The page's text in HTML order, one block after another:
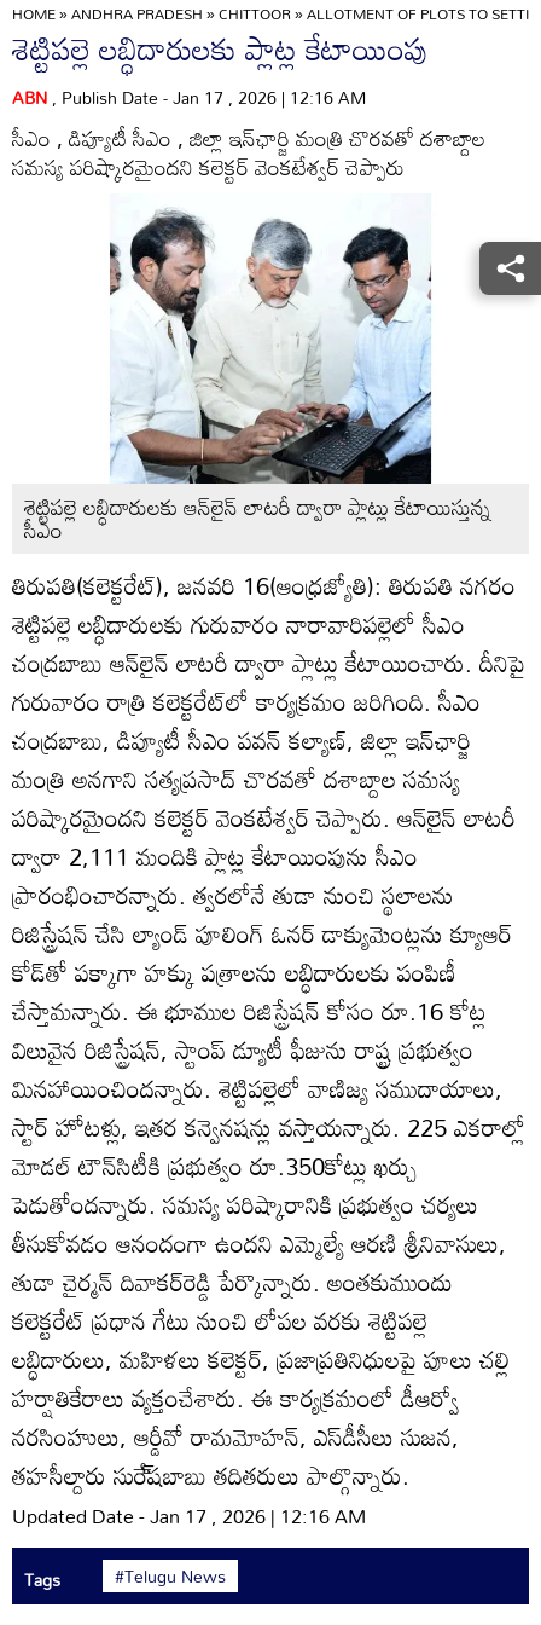
HOME»ANDHRA PRADESH»CHITTOOR»ALLOTMENT OF PLOTS TO
శెట్టిపల్లె లబ్ధిదారులకు ప్లాట్ల కేటాయింపు
ABN, Publish Date - Jan 17 , 2026 | 12:16 AM
సీఎం , డిప్యూటీ సీఎం , జిల్లా ఇన్‌ఛార్జి మంత్రి చొరవతో దశాబ్దాల
సమస్య పరిష్కారమైందని కలెక్టర్‌ వెంకటేశ్వర్‌ చెప్పారు
శెట్టిపల్లె లబ్ధిదారులకు ఆన్‌లైన్‌ లాటరీ ద్వారా ప్లాట్లు కేటాయిస్తున్న
సీఎం
తిరుపతి(కలెక్టరేట్‌), జనవరి 16(ఆంధ్రజ్యోతి): తిరుపతి నగరం
శెట్టిపల్లె లబ్ధిదారులకు గురువారం నారావారిపల్లెలో సీఎం
చంద్రబాబు ఆన్‌లైన్‌ లాటరీ ద్వారా ప్లాట్లు కేటాయించారు. దీనిపై
గురువారం రాత్రి కలెక్టరేట్‌లో కార్యక్రమం జరిగింది. సీఎం
చంద్రబాబు, డిప్యూటీ సీఎం పవన్‌ కల్యాణ్‌, జిల్లా ఇన్‌ఛార్జి
మంత్రి అనగాని సత్యప్రసాద్‌ చొరవతో దశాబ్దాల సమస్య
పరిష్కారమైందని కలెక్టర్‌ వెంకటేశ్వర్‌ చెప్పారు. ఆన్‌లైన్‌ లాటరీ
ద్వారా 2,111 మందికి ప్లాట్ల కేటాయింపును సీఎం
ప్రారంభించారన్నారు. త్వరలోనే తుడా నుంచి స్థలాలను
రిజిస్ట్రేషన్‌ చేసి ల్యాండ్‌ పూలింగ్‌ ఓనర్‌ డాక్యుమెంట్లను క్యూఆర్‌
కోడ్‌తో పక్కాగా హక్కు పత్రాలను లబ్ధిదారులకు పంపిణీ
చేస్తామన్నారు. ఈ భూముల రిజిస్ట్రేషన్‌ కోసం రూ.16 కోట్ల
విలువైన రిజిస్ట్రేషన్‌, స్టాంప్‌ డ్యూటీ ఫీజును రాష్ట్ర ప్రభుత్వం
మినహాయించిందన్నారు. శెట్టిపల్లెలో వాణిజ్య సముదాయాలు,
స్టార్‌ హోటళ్లు, ఇతర కన్వెనషన్లు వస్తాయన్నారు. 225 ఎకరాల్లో
మోడల్‌ టౌన్‌సిటీకి ప్రభుత్వం రూ.350కోట్లు ఖర్చు
పెడుతోందన్నారు. సమస్య పరిష్కారానికి ప్రభుత్వం చర్యలు
తీసుకోవడం ఆనందంగా ఉందని ఎమ్మెల్యే ఆరణి శ్రీనివాసులు,
తుడా చైర్మన్‌ దివాకర్‌రెడ్డి పేర్కొన్నారు. అంతకుముందు
కలెక్టరేట్‌ ప్రధాన గేటు నుంచి లోపల వరకు శెట్టిపల్లె
లబ్ధిదారులు, మహిళలు కలెక్టర్‌, ప్రజాప్రతినిధులపై పూలు చల్లి
హర్షాతికేరాలు వ్యక్తంచేశారు. ఈ కార్యక్రమంలో డీఆర్వో
నరసింహులు, ఆర్డీవో రామమోహన్‌, ఎస్‌డీసీలు సుజన,
తహసీల్దారు సురే్‌షబాబు తదితరులు పాల్గొన్నారు.
Updated Date - Jan 17 , 2026 | 12:16 AM
Tags #Telugu News